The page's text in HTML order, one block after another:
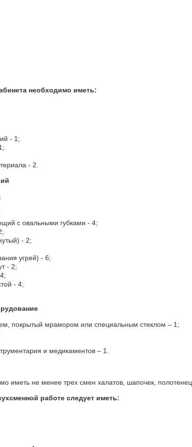
необходимо иметь:
- 1;
- 2.
с овальными губками - 4;
- 2;
угрей) - 6;
- 2;
- 4;
покрытый мрамором или специальным стеклом – 1;
и медикаментов – 1.
иметь не менее трех смен халатов, шапочек, полотенец.
работе следует иметь: